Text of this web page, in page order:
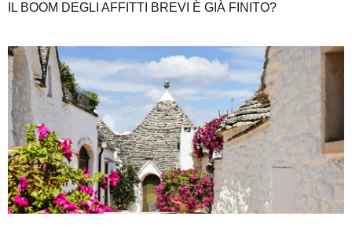
IL BOOM DEGLI AFFITTI BREVI È GIÀ FINITO?